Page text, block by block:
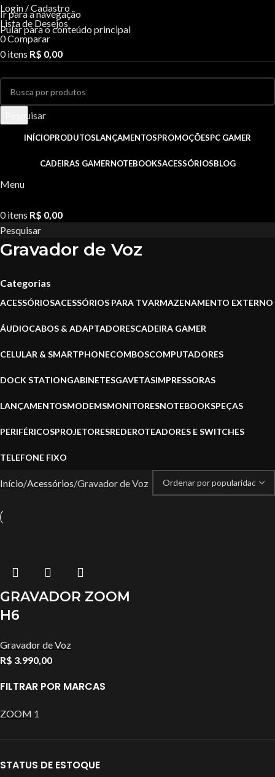
Ir para a navegação
Pular para o conteúdo principal
Login / Cadastro
Lista de Desejos
0Comparar
0itens R$ 0,00
Pesquisar
INÍCIOPRODUTOSLANÇAMENTOSPROMOÇÕESPC GAMER
CADEIRAS GAMERNOTEBOOKSACESSÓRIOSBLOG
Menu
0itens R$ 0,00
Pesquisar
Gravador de Voz
Categorias
ACESSÓRIOSACESSÓRIOS PARA TVARMAZENAMENTO EXTERNO
ÁUDIOCABOS & ADAPTADORESCADEIRA GAMER
CELULAR & SMARTPHONECOMBOSCOMPUTADORES
DOCK STATIONGABINETESGAVETASIMPRESSORAS
LANÇAMENTOSMODEMSMONITORESNOTEBOOKSPEÇAS
PERIFÉRICOSPROJETORESREDEROTEADORES E SWITCHES
TELEFONE FIXO
FILTRAR POR MARCAS
ZOOM 1
STATUS DE ESTOQUE
Início Acessórios Gravador de Voz
GRAVADOR ZOOM
H6
Gravador de Voz
R$ 3.990,00